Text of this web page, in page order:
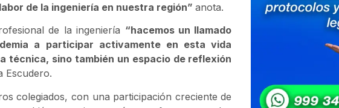
de la ingeniería en nuestra región” anota.
de la ingeniería “hacemos un llamado
a participar activamente en esta vida
técnica, sino también un espacio de reflexión
Escudero.
colegiados, con una participación creciente de